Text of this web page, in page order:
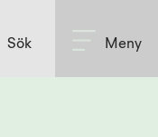
Sök Meny